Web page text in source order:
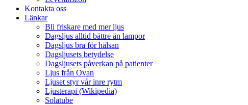
Kontakta oss
Länkar
Bli friskare med mer ljus
Dagsljus alltid bättre än lampor
Dagsljus bra för hälsan
Dagsljusets betydelse
Dagsljusets påverkan på patienter
Ljus från Ovan
Ljuset styr vår inre rytm
Ljusterapi (Wikipedia)
Solatube